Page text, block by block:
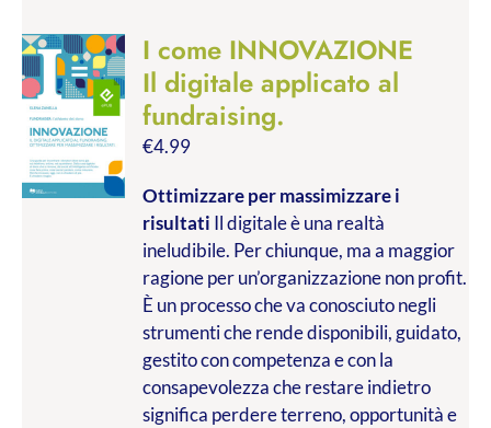
I come INNOVAZIONE
Il digitale applicato al
fundraising.
€4.99
Ottimizzare per massimizzare i
risultati Il digitale è una realtà
ineludibile. Per chiunque, ma a maggior
ragione per un’organizzazione non profit.
È un processo che va conosciuto negli
strumenti che rende disponibili, guidato,
gestito con competenza e con la
consapevolezza che restare indietro
significa perdere terreno, opportunità e